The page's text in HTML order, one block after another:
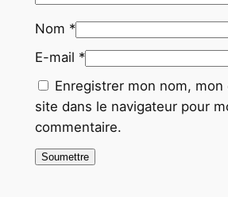
Nom *
E-mail *
Enregistrer mon nom,
site dans le navigateur pour
commentaire.